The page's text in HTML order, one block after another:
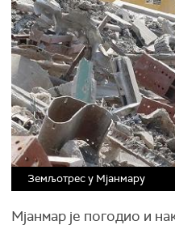
Земљотрес у Мјанмару
Мјанмар је погодио и